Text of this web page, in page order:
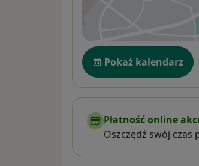
Dostępność
Pokaż kalendarz
Płatność online
Oszczędź swój czas